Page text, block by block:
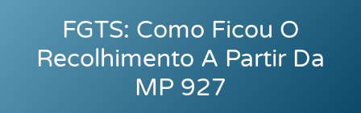
FGTS: Como Ficou O
Recolhimento A Partir Da
MP 927